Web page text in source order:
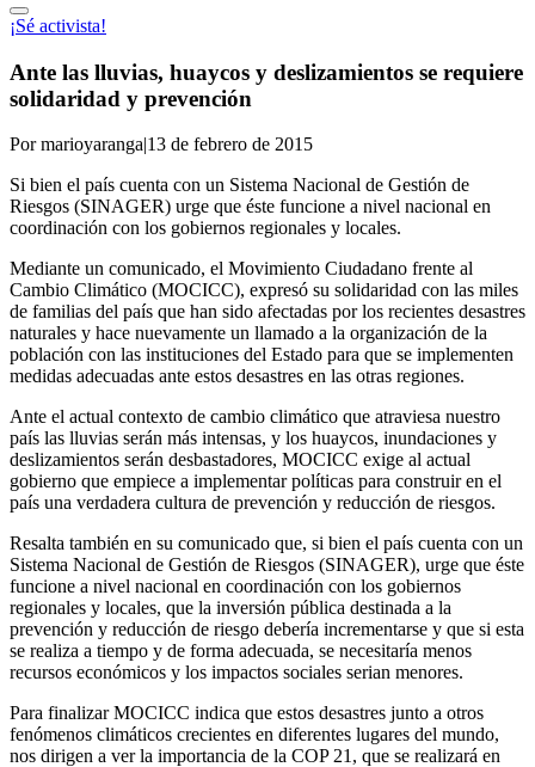
¡Sé activista!
Ante las lluvias, huaycos y deslizamientos se requiere
solidaridad y prevención
Por marioyaranga|13 de febrero de 2015
Si bien el país cuenta con un Sistema Nacional de Gestión de
Riesgos (SINAGER) urge que éste funcione a nivel nacional en
coordinación con los gobiernos regionales y locales.
Mediante un comunicado, el Movimiento Ciudadano frente al
Cambio Climático (MOCICC), expresó su solidaridad con las miles
de familias del país que han sido afectadas por los recientes desastres
naturales y hace nuevamente un llamado a la organización de la
población con las instituciones del Estado para que se implementen
medidas adecuadas ante estos desastres en las otras regiones.
Ante el actual contexto de cambio climático que atraviesa nuestro
país las lluvias serán más intensas, y los huaycos, inundaciones y
deslizamientos serán desbastadores, MOCICC exige al actual
gobierno que empiece a implementar políticas para construir en el
país una verdadera cultura de prevención y reducción de riesgos.
Resalta también en su comunicado que, si bien el país cuenta con un
Sistema Nacional de Gestión de Riesgos (SINAGER), urge que éste
funcione a nivel nacional en coordinación con los gobiernos
regionales y locales, que la inversión pública destinada a la
prevención y reducción de riesgo debería incrementarse y que si esta
se realiza a tiempo y de forma adecuada, se necesitaría menos
recursos económicos y los impactos sociales serian menores.
Para finalizar MOCICC indica que estos desastres junto a otros
fenómenos climáticos crecientes en diferentes lugares del mundo,
nos dirigen a ver la importancia de la COP 21, que se realizará en